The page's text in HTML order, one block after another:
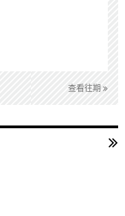
查看往期